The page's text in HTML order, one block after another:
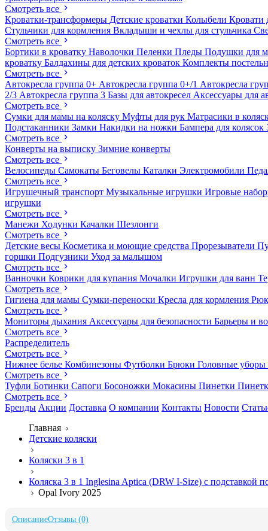
Смотреть все
Кроватки-трансформеры Детские кроватки Колыбели Кровати
Стульчики для кормления Вкладыши и чехлы для стульчика
Смотреть все
Бортики в кроватку Наволочки Пеленки Пледы Подушки для
кроватку Балдахины для детских кроваток Комплекты
Смотреть все
Автокресла группа 0+ Автокресла группа 0+/1 Автокресла
2/3 Автокресла группа 3 Базы для автокресел Аксессуары для
Смотреть все
Сумки для мамы на коляску Муфты для рук Матрасики в
Подстаканники Замки Накидки на ножки Бампера для колясок
Смотреть все
Конверты на выписку Зимние конверты
Смотреть все
Велосипеды Самокаты Беговелы Каталки Электромобили
Смотреть все
Игрушечный транспорт Музыкальные игрушки Игровые
игрушки
Смотреть все
Манежи Ходунки Качалки Шезлонги
Смотреть все
Детские весы Косметика и моющие средства Прорезыватели
горшки Подгузники Уход за малышом
Смотреть все
Ванночки Коврики для купания Мочалки Игрушки для ванн
Смотреть все
Гигиена для мамы Сумки-переноски Кресла для кормления
Смотреть все
Мониторы дыхания Аксессуары для безопасности Барьеры и
Смотреть все
Распределитель
Смотреть все
Нижнее белье Комбинезоны Футболки Брюки Головные уборы
Смотреть все
Туфли Ботинки Сапоги Босоножки Мокасины Пинетки
Смотреть все
Бренды Акции Доставка О компании Контакты Новости
Главная
Детские коляски
Коляски 3 в 1
Коляска 3 в 1 Inglesina Aptica (DRW I-Size) с подставкой
Opal Ivory 2025
ОписаниеОтзывы (0)